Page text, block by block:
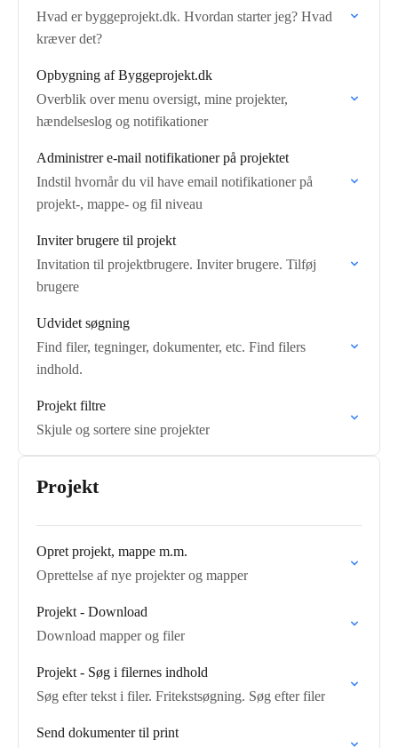
Hvad er byggeprojekt.dk. Hvordan starter jeg? Hvad
kræver det?
Opbygning af Byggeprojekt.dk
Overblik over menu oversigt, mine projekter,
hændelseslog og notifikationer
Administrer e-mail notifikationer på projektet
Indstil hvornår du vil have email notifikationer på
projekt-, mappe- og fil niveau
Inviter brugere til projekt
Invitation til projektbrugere. Inviter brugere. Tilføj
brugere
Udvidet søgning
Find filer, tegninger, dokumenter, etc. Find filers
indhold.
Projekt filtre
Skjule og sortere sine projekter
Projekt
Opret projekt, mappe m.m.
Oprettelse af nye projekter og mapper
Projekt - Download
Download mapper og filer
Projekt - Søg i filernes indhold
Søg efter tekst i filer. Fritekstsøgning. Søg efter filer
Send dokumenter til print